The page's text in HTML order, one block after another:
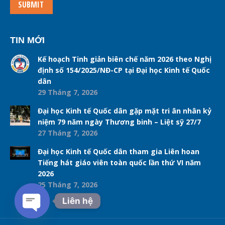
SUBMIT
TIN MỚI
Kế hoạch Tinh giản biên chế năm 2026 theo Nghị
định số 154/2025/NĐ-CP tại Đại học Kinh tế Quốc
dân
29 Tháng 7, 2026
Đại học Kinh tế Quốc dân gặp mặt tri ân nhân kỷ
niệm 79 năm ngày Thương binh – Liệt sỹ 27/7
27 Tháng 7, 2026
Đại học Kinh tế Quốc dân tham gia Liên hoan
Tiếng hát giáo viên toàn quốc lần thứ VI năm
2026
25 Tháng 7, 2026
Liên hệ